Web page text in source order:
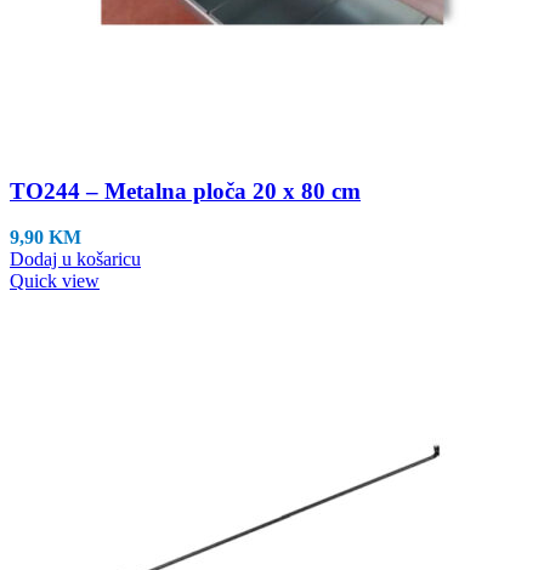
TO244 – Metalna ploča 20 x 80 cm
9,90 KM
Dodaj u košaricu
Quick view